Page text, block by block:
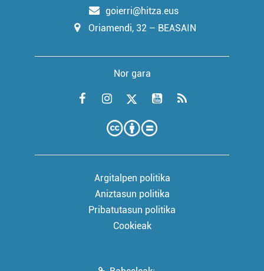
goierri@hitza.eus
Oriamendi, 32 – BEASAIN
Nor gara
Argitalpen politika
Aniztasun politika
Pribatutasun politika
Cookieak